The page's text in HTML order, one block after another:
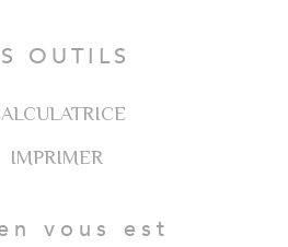
OUTILS
IMPRIMER
vous est